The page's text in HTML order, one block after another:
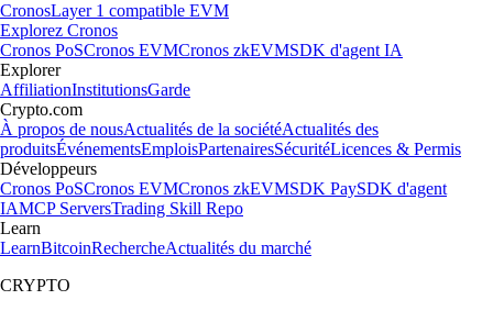
CronosLayer 1 compatible EVM
Explorez Cronos
Cronos PoSCronos EVMCronos zkEVMSDK d'agent IA
Explorer
AffiliationInstitutionsGarde
Crypto.com
À propos de nousActualités de la sociétéActualités des
produitsÉvénementsEmploisPartenairesSécuritéLicences & Permis
Développeurs
Cronos PoSCronos EVMCronos zkEVMSDK PaySDK d'agent
IAMCP ServersTrading Skill Repo
Learn
LearnBitcoinRechercheActualités du marché
CRYPTO